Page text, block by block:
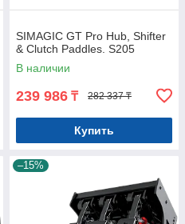
SIMAGIC GT Pro Hub, Shifter
& Clutch Paddles. S205
В наличии
239 986 ₸ 282 337 ₸
Купить
–15%